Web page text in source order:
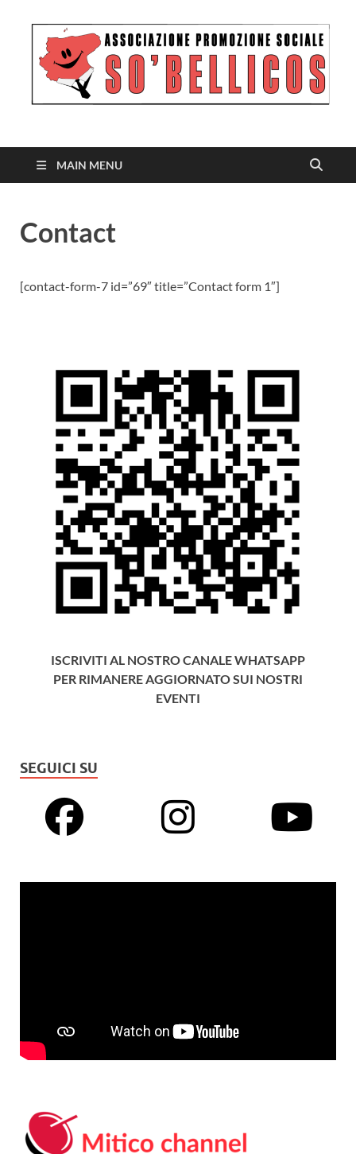
MAIN MENU
Contact
[contact-form-7 id=”69″ title=”Contact form 1″]
ISCRIVITI AL NOSTRO CANALE WHATSAPP
PER RIMANERE AGGIORNATO SUI NOSTRI
EVENTI
SEGUICI SU